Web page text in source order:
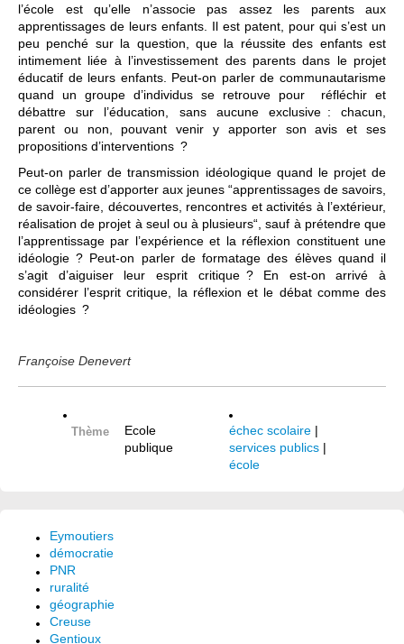
l’école est qu’elle n’associe pas assez les parents aux
apprentissages de leurs enfants. Il est patent, pour qui s’est un
peu penché sur la question, que la réussite des enfants est
intimement liée à l’investissement des parents dans le projet
éducatif de leurs enfants. Peut-on parler de communautarisme
quand un groupe d’individus se retrouve pour réfléchir et
débattre sur l’éducation, sans aucune exclusive : chacun,
parent ou non, pouvant venir y apporter son avis et ses
propositions d’interventions ?
Peut-on parler de transmission idéologique quand le projet de
ce collège est d’apporter aux jeunes “apprentissages de savoirs,
de savoir-faire, découvertes, rencontres et activités à l’extérieur,
réalisation de projet à seul ou à plusieurs“, sauf à prétendre que
l’apprentissage par l’expérience et la réflexion constituent une
idéologie ? Peut-on parler de formatage des élèves quand il
s’agit d’aiguiser leur esprit critique ? En est-on arrivé à
considérer l’esprit critique, la réflexion et le débat comme des
idéologies ?
Françoise Denevert
Thème
Ecole
publique
échec scolaire |
services publics |
école
Eymoutiers
démocratie
PNR
ruralité
géographie
Creuse
Gentioux